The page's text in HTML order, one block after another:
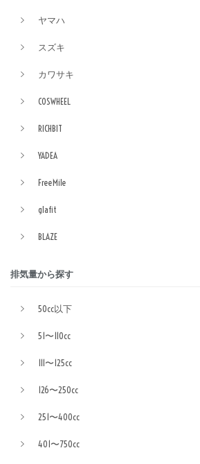
ヤマハ
スズキ
カワサキ
COSWHEEL
RICHBIT
YADEA
FreeMile
glafit
BLAZE
排気量から探す
50cc以下
51〜110cc
111〜125cc
126〜250cc
251〜400cc
401〜750cc